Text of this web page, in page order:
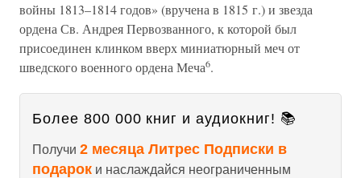
войны 1813–1814 годов» (вручена в 1815 г.) и звезда
ордена Св. Андрея Первозванного, к которой был
присоединен клинком вверх миниатюрный меч от
шведского военного ордена Меча6.
Более 800 000 книг и аудиокниг! 📚
Получи 2 месяца Литрес Подписки в
подарок и наслаждайся неограниченным